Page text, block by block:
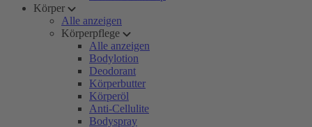
Körper
Alle anzeigen
Körperpflege
Alle anzeigen
Bodylotion
Deodorant
Körperbutter
Körperöl
Anti-Cellulite
Bodyspray